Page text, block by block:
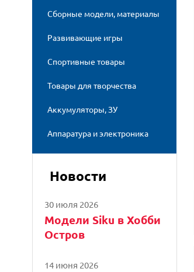
Сборные модели, материалы
Развивающие игры
Спортивные товары
Товары для творчества
Аккумуляторы, ЗУ
Аппаратура и электроника
Новости
30 июля 2026
Модели Siku в Хобби
Остров
14 июня 2026